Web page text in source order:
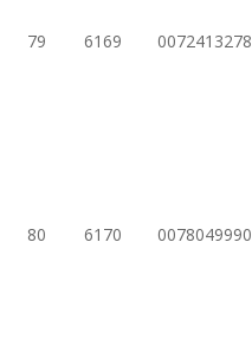
79 6169 0072413278
80 6170 0078049990